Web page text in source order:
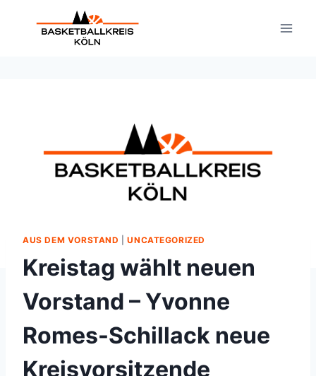
AUS DEM VORSTAND |UNCATEGORIZED
Kreistag wählt neuen
Vorstand – Yvonne
Romes-Schillack neue
Kreisvorsitzende